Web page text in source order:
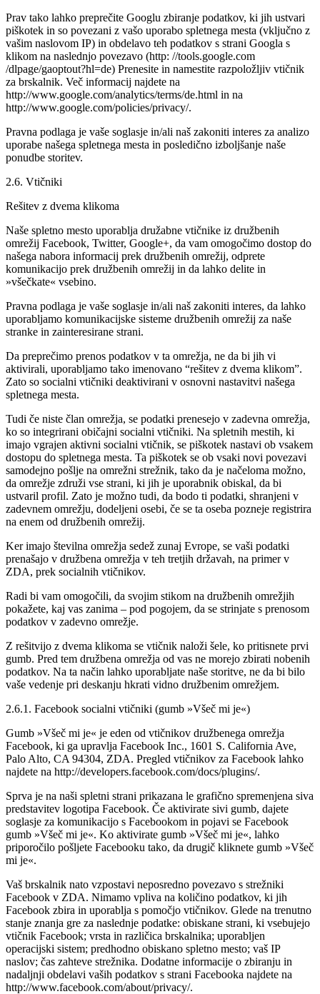
Prav tako lahko preprečite Googlu zbiranje podatkov, ki jih ustvari
piškotek in so povezani z vašo uporabo spletnega mesta (vključno z
vašim naslovom IP) in obdelavo teh podatkov s strani Googla s
klikom na naslednjo povezavo (http: //tools.google.com
/dlpage/gaoptout?hl=de) Prenesite in namestite razpoložljiv vtičnik
za brskalnik. Več informacij najdete na
http://www.google.com/analytics/terms/de.html in na
http://www.google.com/policies/privacy/.
Pravna podlaga je vaše soglasje in/ali naš zakoniti interes za analizo
uporabe našega spletnega mesta in posledično izboljšanje naše
ponudbe storitev.
2.6. Vtičniki
Rešitev z dvema klikoma
Naše spletno mesto uporablja družabne vtičnike iz družbenih
omrežij Facebook, Twitter, Google+, da vam omogočimo dostop do
našega nabora informacij prek družbenih omrežij, odprete
komunikacijo prek družbenih omrežij in da lahko delite in
»všečkate« vsebino.
Pravna podlaga je vaše soglasje in/ali naš zakoniti interes, da lahko
uporabljamo komunikacijske sisteme družbenih omrežij za naše
stranke in zainteresirane strani.
Da preprečimo prenos podatkov v ta omrežja, ne da bi jih vi
aktivirali, uporabljamo tako imenovano “rešitev z dvema klikom”.
Zato so socialni vtičniki deaktivirani v osnovni nastavitvi našega
spletnega mesta.
Tudi če niste član omrežja, se podatki prenesejo v zadevna omrežja,
ko so integrirani običajni socialni vtičniki. Na spletnih mestih, ki
imajo vgrajen aktivni socialni vtičnik, se piškotek nastavi ob vsakem
dostopu do spletnega mesta. Ta piškotek se ob vsaki novi povezavi
samodejno pošlje na omrežni strežnik, tako da je načeloma možno,
da omrežje združi vse strani, ki jih je uporabnik obiskal, da bi
ustvaril profil. Zato je možno tudi, da bodo ti podatki, shranjeni v
zadevnem omrežju, dodeljeni osebi, če se ta oseba pozneje registrira
na enem od družbenih omrežij.
Ker imajo številna omrežja sedež zunaj Evrope, se vaši podatki
prenašajo v družbena omrežja v teh tretjih državah, na primer v
ZDA, prek socialnih vtičnikov.
Radi bi vam omogočili, da svojim stikom na družbenih omrežjih
pokažete, kaj vas zanima – pod pogojem, da se strinjate s prenosom
podatkov v zadevno omrežje.
Z rešitvijo z dvema klikoma se vtičnik naloži šele, ko pritisnete prvi
gumb. Pred tem družbena omrežja od vas ne morejo zbirati nobenih
podatkov. Na ta način lahko uporabljate naše storitve, ne da bi bilo
vaše vedenje pri deskanju hkrati vidno družbenim omrežjem.
2.6.1. Facebook socialni vtičniki (gumb »Všeč mi je«)
Gumb »Všeč mi je« je eden od vtičnikov družbenega omrežja
Facebook, ki ga upravlja Facebook Inc., 1601 S. California Ave,
Palo Alto, CA 94304, ZDA. Pregled vtičnikov za Facebook lahko
najdete na http://developers.facebook.com/docs/plugins/.
Sprva je na naši spletni strani prikazana le grafično spremenjena siva
predstavitev logotipa Facebook. Če aktivirate sivi gumb, dajete
soglasje za komunikacijo s Facebookom in pojavi se Facebook
gumb »Všeč mi je«. Ko aktivirate gumb »Všeč mi je«, lahko
priporočilo pošljete Facebooku tako, da drugič kliknete gumb »Všeč
mi je«.
Vaš brskalnik nato vzpostavi neposredno povezavo s strežniki
Facebook v ZDA. Nimamo vpliva na količino podatkov, ki jih
Facebook zbira in uporablja s pomočjo vtičnikov. Glede na trenutno
stanje znanja gre za naslednje podatke: obiskane strani, ki vsebujejo
vtičnik Facebook; vrsta in različica brskalnika; uporabljen
operacijski sistem; predhodno obiskano spletno mesto; vaš IP
naslov; čas zahteve strežnika. Dodatne informacije o zbiranju in
nadaljnji obdelavi vaših podatkov s strani Facebooka najdete na
http://www.facebook.com/about/privacy/.